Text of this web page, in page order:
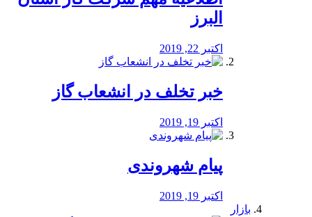
البرز
اکتبر 22, 2019
خبر تخلف در انشعاب گاز
اکتبر 19, 2019
پیام شهروندی
اکتبر 19, 2019
بازار